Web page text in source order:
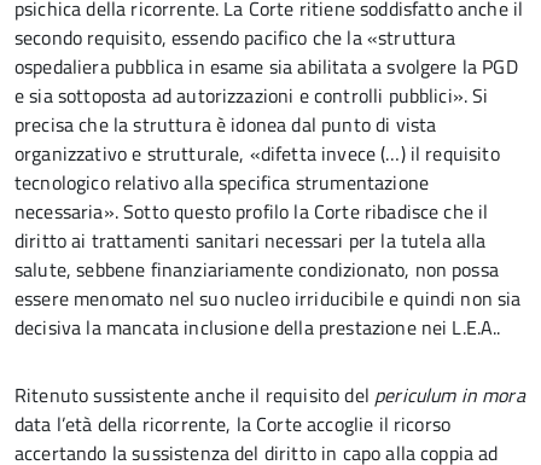
psichica della ricorrente. La Corte ritiene soddisfatto anche il
secondo requisito, essendo pacifico che la «struttura
ospedaliera pubblica in esame sia abilitata a svolgere la PGD
e sia sottoposta ad autorizzazioni e controlli pubblici». Si
precisa che la struttura è idonea dal punto di vista
organizzativo e strutturale, «difetta invece (…) il requisito
tecnologico relativo alla specifica strumentazione
necessaria». Sotto questo profilo la Corte ribadisce che il
diritto ai trattamenti sanitari necessari per la tutela alla
salute, sebbene finanziariamente condizionato, non possa
essere menomato nel suo nucleo irriducibile e quindi non sia
decisiva la mancata inclusione della prestazione nei L.E.A..
Ritenuto sussistente anche il requisito del periculum in mora
data l’età della ricorrente, la Corte accoglie il ricorso
accertando la sussistenza del diritto in capo alla coppia ad